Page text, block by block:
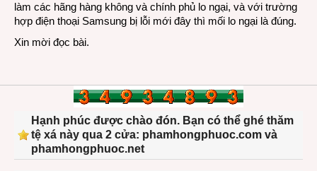
hiểm
làm các hãng hàng không và chính phủ lo ngại, và với trường
hợp điện thoại Samsung bị lỗi mới đây thì mối lo ngại là đúng.
Xin mời đọc bài.
Hạnh phúc được chào đón. Bạn có thể ghé thăm
tệ xá này qua 2 cửa: phamhongphuoc.com và
phamhongphuoc.net